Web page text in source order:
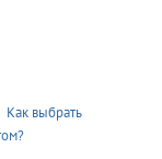
Как выбрать